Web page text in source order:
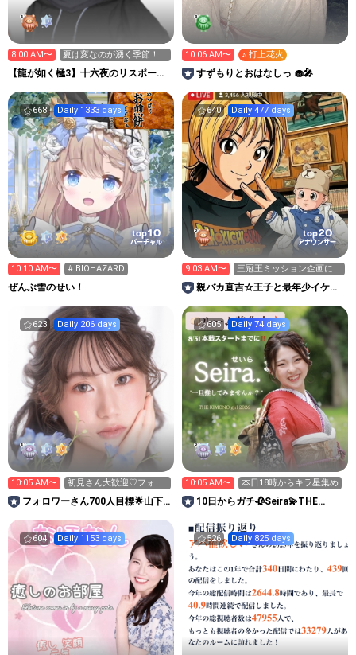
8:00 AM〜
夏は変なのが湧く季節！来
たら集団通報！Yeah!!
【龍が如く極3】十六夜のリスポーン
10:06 AM〜 ♪ 打上花火
すずもりとおはなしっ 🧁🎤
668 Daily 1333 days
top10
バーチャル
10:10 AM〜 # BIOHAZARD
ぜんぶ雪のせい！
640 Daily 477 days
top20
アナウンサー
9:03 AM〜
三冠王ミッション企画に是
非ご参加下さい
親バカ直吉☆王子と最年少イケメ
623 Daily 206 days
10:05 AM〜
初見さん大歓迎♡ フォロ
ーお待ちしてます🎀.⋆🫧
フォロワーさん700人目標🌟山下
605 Daily 74 days
10:05 AM〜 本日18時からキラ星集め
10日からガチ🥀Seira💫THE
604 Daily 1153 days 526 Daily 825 days